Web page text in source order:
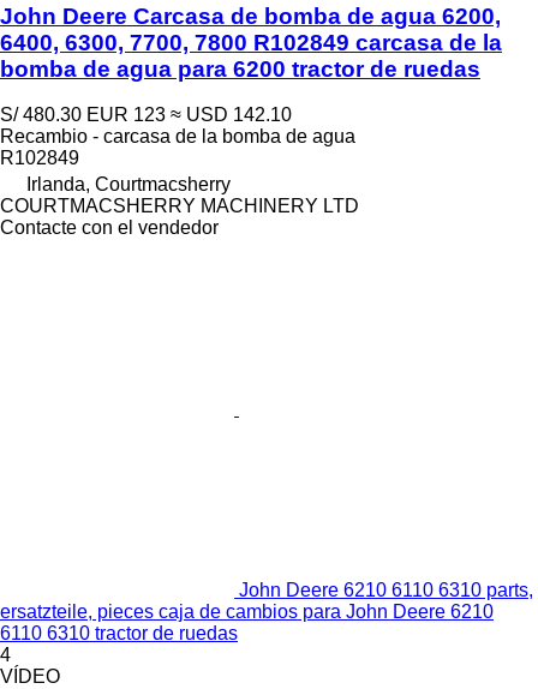
John Deere Carcasa de bomba de agua 6200,
6400, 6300, 7700, 7800 R102849 carcasa de la
bomba de agua para 6200 tractor de ruedas
S/ 480.30 EUR 123 ≈ USD 142.10
Recambio - carcasa de la bomba de agua
R102849
Irlanda, Courtmacsherry
COURTMACSHERRY MACHINERY LTD
Contacte con el vendedor
John Deere 6210 6110 6310 parts,
ersatzteile, pieces caja de cambios para John Deere 6210
6110 6310 tractor de ruedas
4
VÍDEO